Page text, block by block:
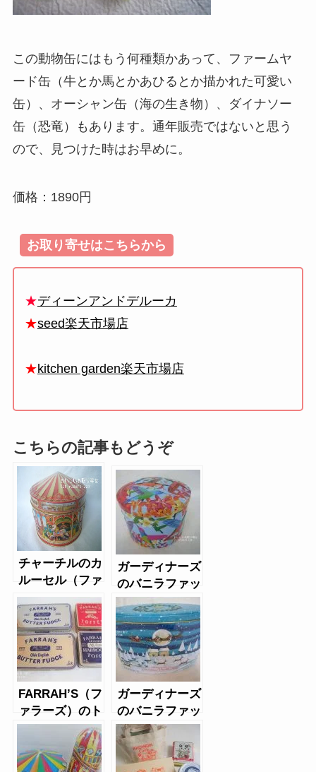
この動物缶にはもう何種類かあって、ファームヤ
ード缶（牛とか馬とかあひるとか描かれた可愛い
缶）、オーシャン缶（海の生き物）、ダイナソー
缶（恐竜）もあります。通年販売ではないと思う
ので、見つけた時はお早めに。
価格：1890円
お取り寄せはこちらから
★ディーンアンドデルーカ
★seed楽天市場店
★kitchen garden楽天市場店
こちらの記事もどうぞ
チャーチルのカ
ルーセル（ファ
ッジ・トフィ
ー）
ガーディナーズ
のバニラファッ
ジ（バード缶）
FARRAH’S（フ
ァラーズ）のト
フィー＆バター
ファッジ（缶）
ガーディナーズ
のバニラファッ
ジ（クリスマス
缶）